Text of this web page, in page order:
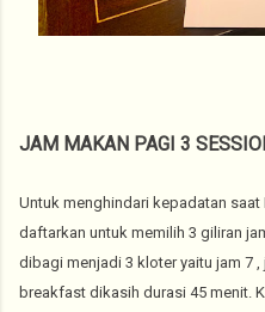
JAM MAKAN PAGI 3
Untuk menghindari kepadatan
daftarkan untuk memilih 3 giliran
dibagi menjadi 3 kloter yaitu jam 7
breakfast dikasih durasi 45 menit.